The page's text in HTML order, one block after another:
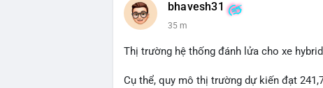
bhavesh31
35 m
Thị trường hệ thống đánh lửa cho xe
Cụ thể, quy mô thị trường dự kiến đạt